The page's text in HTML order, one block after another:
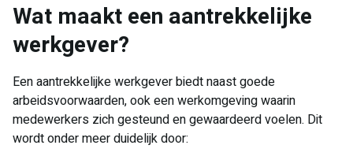
Wat maakt een aantrekkelijke
werkgever?
Een aantrekkelijke werkgever biedt naast goede
arbeidsvoorwaarden, ook een werkomgeving waarin
medewerkers zich gesteund en gewaardeerd voelen. Dit
wordt onder meer duidelijk door: